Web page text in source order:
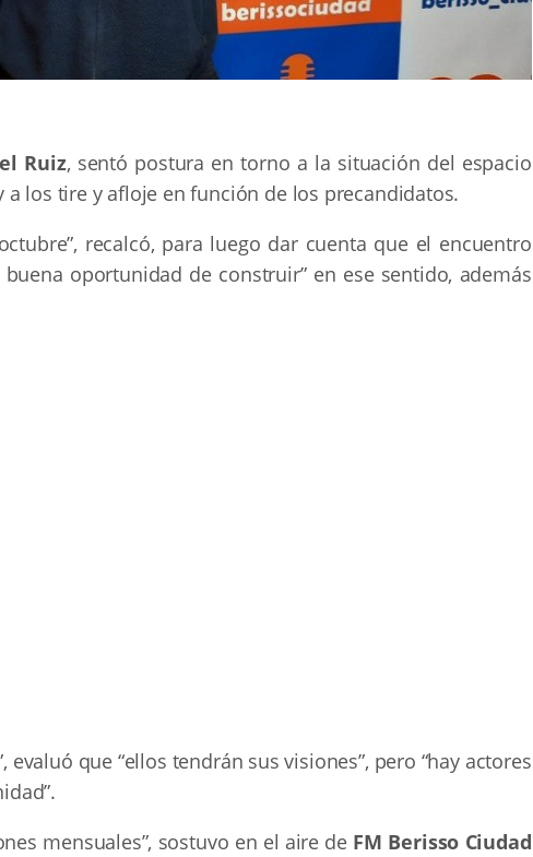
Ruiz, sentó postura en torno a la situación del espacio
los tire y afloje en función de los precandidatos.
recalcó, para luego dar cuenta que el encuentro
oportunidad de construir” en ese sentido, además
que “ellos tendrán sus visiones”, pero “hay actores
mensuales”, sostuvo en el aire de FM Berisso Ciudad